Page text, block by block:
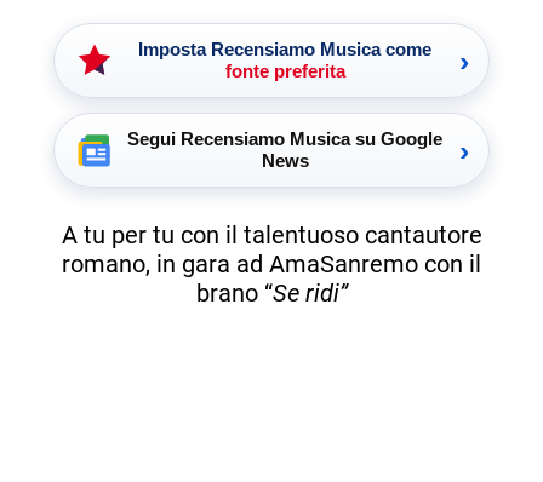
Imposta Recensiamo Musica come
fonte preferita
›
Segui Recensiamo Musica su Google
News
›
A tu per tu con il talentuoso cantautore
romano, in gara ad AmaSanremo con il
brano “Se ridi”